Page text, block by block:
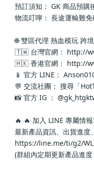
預訂須知： GK 商品預購
物流叮嚀： 長途運輸難
🌐 雙區代理 熱血模玩 跨
🇹🇼 台灣官網： http://
🇭🇰 香港官網： http://
📱 官方 LINE：
💬 交流社團： 搜尋「
📸 官方 IG ：
🔥 🔥 加入 LINE 專屬情
最新產品資訊、出貨進度
https://line.me/ti/g2/
(群組內定期更新產品進